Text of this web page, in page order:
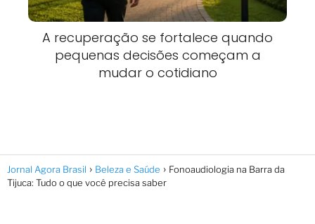
A recuperação se fortalece quando
pequenas decisões começam a
mudar o cotidiano
Jornal Agora Brasil Beleza e Saúde
Fonoaudiologia na Barra da
Tijuca: Tudo o que você precisa saber